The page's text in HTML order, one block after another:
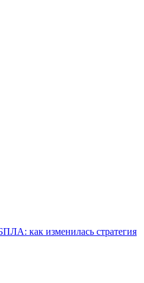
как изменилась стратегия